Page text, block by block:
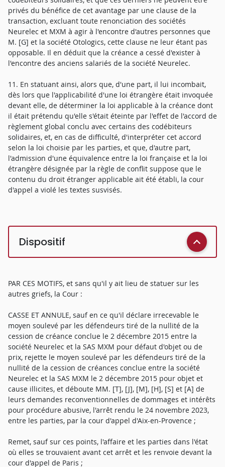
privés du bénéfice de cet avantage par une clause de la
transaction, excluant toute renonciation des sociétés
Neurelec et MXM à agir à l'encontre d'autres personnes que
M. [G] et la société Otologics, cette clause ne leur étant pas
opposable. Il en déduit que la créance a cessé d'exister à
l'encontre des anciens salariés de la société Neurelec.
11. En statuant ainsi, alors que, d'une part, il lui incombait,
dès lors que l'applicabilité d'une loi étrangère était invoquée
devant elle, de déterminer la loi applicable à la créance dont
il était prétendu qu'elle s'était éteinte par l'effet de l'accord de
règlement global conclu avec certains des codébiteurs
solidaires, et, en cas de difficulté, d'interpréter cet accord
selon la loi choisie par les parties, et que, d'autre part,
l'admission d'une équivalence entre la loi française et la loi
étrangère désignée par la règle de conflit suppose que le
contenu du droit étranger applicable ait été établi, la cour
d'appel a violé les textes susvisés.
Dispositif
PAR CES MOTIFS, et sans qu'il y ait lieu de statuer sur les
autres griefs, la Cour :
CASSE ET ANNULE, sauf en ce qu'il déclare irrecevable le
moyen soulevé par les défendeurs tiré de la nullité de la
cession de créance conclue le 2 décembre 2015 entre la
société Neurelec et la SAS MXM pour défaut d'objet ou de
prix, rejette le moyen soulevé par les défendeurs tiré de la
nullité de la cession de créances conclue entre la société
Neurelec et la SAS MXM le 2 décembre 2015 pour objet et
cause illicites, et déboute MM. [T], [J], [M], [H], [S] et [A] de
leurs demandes reconventionnelles de dommages et intérêts
pour procédure abusive, l'arrêt rendu le 24 novembre 2023,
entre les parties, par la cour d'appel d'Aix-en-Provence ;
Remet, sauf sur ces points, l'affaire et les parties dans l'état
où elles se trouvaient avant cet arrêt et les renvoie devant la
cour d'appel de Paris ;